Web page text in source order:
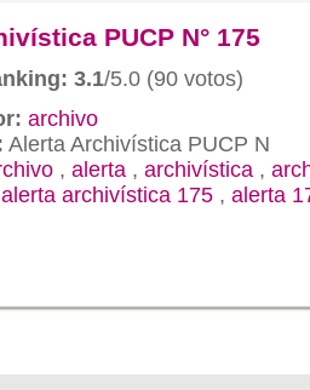
PUCP N° 175
3.1/5.0 (90 votos)
archivo
Alerta Archivística PUCP N
, alerta , archivística ,
alerta archivística 175 , alerta